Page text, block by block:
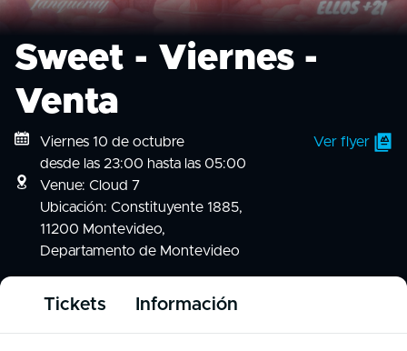
Sweet - Viernes -
Venta
Viernes 10 de octubre
desde las 23:00 hasta las 05:00
Venue: Cloud 7
Ubicación: Constituyente 1885,
11200 Montevideo,
Departamento de Montevideo
Ver flyer
Tickets Información